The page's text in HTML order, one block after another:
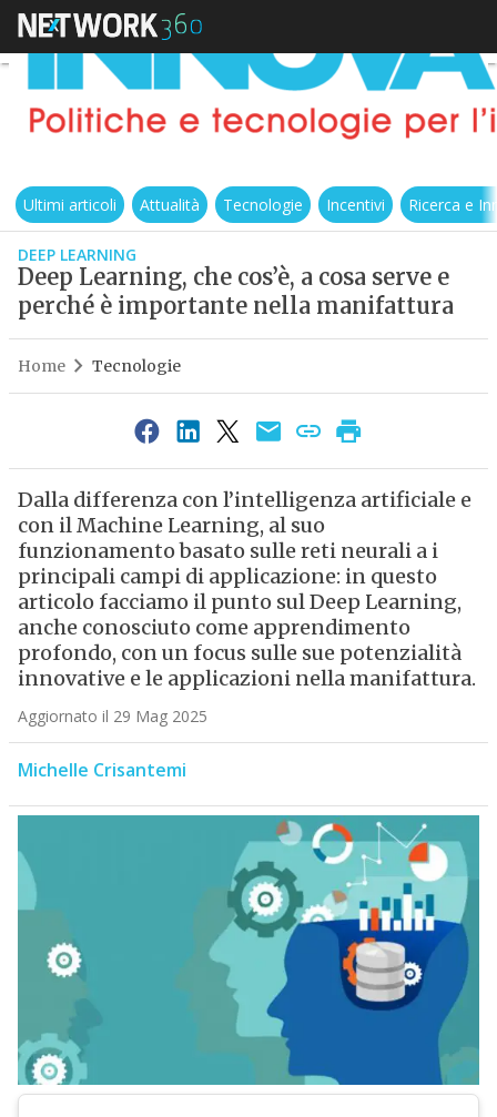
Ultimi articoli Attualità Tecnologie Incentivi Ricerca e
DEEP LEARNING
Deep Learning, che cos’è, a cosa serve e
perché è importante nella manifattura
Home Tecnologie
Dalla differenza con l’intelligenza artificiale e
con il Machine Learning, al suo
funzionamento basato sulle reti neurali a i
principali campi di applicazione: in questo
articolo facciamo il punto sul Deep Learning,
anche conosciuto come apprendimento
profondo, con un focus sulle sue potenzialità
innovative e le applicazioni nella manifattura.
Aggiornato il 29 Mag 2025
Michelle Crisantemi